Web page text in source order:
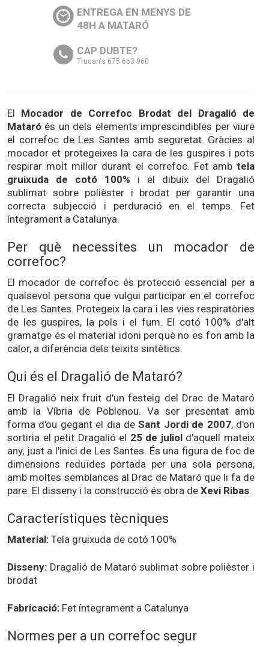
ENTREGA EN MENYS DE
48H A MATARÓ
CAP DUBTE?
Trucan's 675 663 960
El Mocador de Correfoc Brodat del Dragalió de
Mataró és un dels elements imprescindibles per viure
el correfoc de Les Santes amb seguretat. Gràcies al
mocador et protegeixes la cara de les guspires i pots
respirar molt millor durant el correfoc. Fet amb tela
gruixuda de cotó 100% i el dibuix del Dragalió
sublimat sobre polièster i brodat per garantir una
correcta subjecció i perduració en el temps. Fet
íntegrament a Catalunya.
Per què necessites un mocador de
correfoc?
El mocador de correfoc és protecció essencial per a
qualsevol persona que vulgui participar en el correfoc
de Les Santes. Protegeix la cara i les vies respiratòries
de les guspires, la pols i el fum. El cotó 100% d'alt
gramatge és el material idoni perquè no es fon amb la
calor, a diferència dels teixits sintètics.
Qui és el Dragalió de Mataró?
El Dragalió neix fruit d'un festeig del Drac de Mataró
amb la Víbria de Poblenou. Va ser presentat amb
forma d'ou gegant el dia deSant Jordi de 2007, d'on
sortiria el petit Dragalió el 25 de juliold'aquell mateix
any, just a l'inici de Les Santes. És una figura de foc de
dimensions reduïdes portada per una sola persona,
amb moltes semblances al Drac de Mataró que li fa de
pare. El disseny i la construcció és obra de Xevi Ribas.
Característiques tècniques
Material: Tela gruixuda de cotó 100%
Disseny: Dragalió de Mataró sublimat sobre polièster i
brodat
Fabricació: Fet íntegrament a Catalunya
Normes per a un correfoc segur